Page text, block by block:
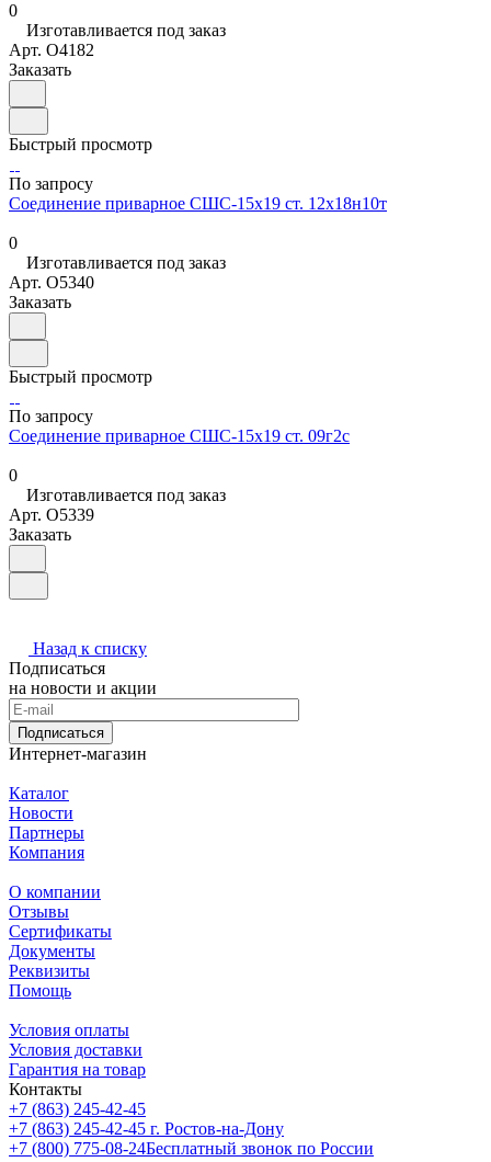
0
Изготавливается под заказ
Арт. O4182
Заказать
Быстрый просмотр
По запросу
Соединение приварное СШС-15х19 ст. 12х18н10т
0
Изготавливается под заказ
Арт. O5340
Заказать
Быстрый просмотр
По запросу
Соединение приварное СШС-15х19 ст. 09г2с
0
Изготавливается под заказ
Арт. O5339
Заказать
Назад к списку
Подписаться
на новости и акции
Подписаться
Интернет-магазин
Каталог
Новости
Партнеры
Компания
О компании
Отзывы
Сертификаты
Документы
Реквизиты
Помощь
Условия оплаты
Условия доставки
Гарантия на товар
Контакты
+7 (863) 245-42-45
+7 (863) 245-42-45 г. Ростов-на-Дону
+7 (800) 775-08-24Бесплатный звонок по России